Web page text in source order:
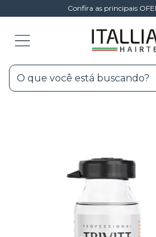
Confira as principais